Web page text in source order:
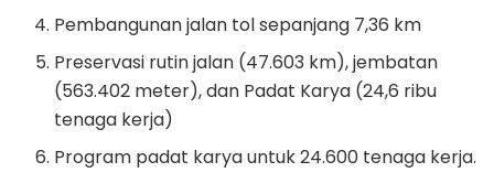
Pembangunan jalan tol sepanjang 7,36 km
Preservasi rutin jalan (47.603 km), jembatan
(563.402 meter), dan Padat Karya (24,6 ribu
tenaga kerja)
Program padat karya untuk 24.600 tenaga kerja.